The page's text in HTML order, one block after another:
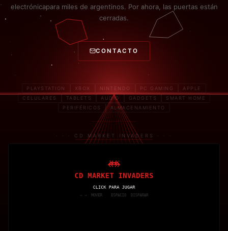
electrónicapara miles de argentinos. Por ahora, las puertas están
cerradas.
CONTACTO
PLAYSTATION XBOX NINTENDO PC GAMING
APPLE
CELULARES
TABLETS AUDIO GADGETS
SMART HOME
PERIFÉRICOS
ALMACENAMIENTO
· · · CD MARKET INVADERS · · ·